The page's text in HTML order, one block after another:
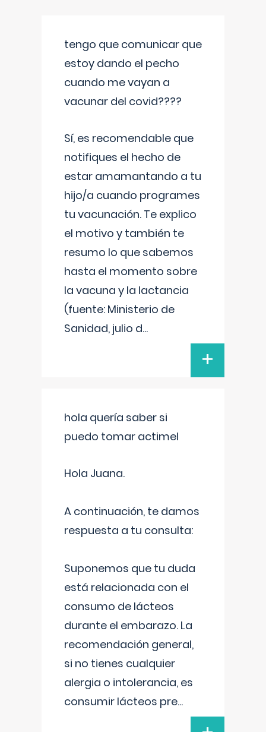
tengo que comunicar que
estoy dando el pecho
cuando me vayan a
vacunar del covid????
Sí, es recomendable que
notifiques el hecho de
estar amamantando a tu
hijo/a cuando programes
tu vacunación. Te explico
el motivo y también te
resumo lo que sabemos
hasta el momento sobre
la vacuna y la lactancia
(fuente: Ministerio de
Sanidad, julio d...
+
hola quería saber si
puedo tomar actimel
Hola Juana.
A continuación, te damos
respuesta a tu consulta:
Suponemos que tu duda
está relacionada con el
consumo de lácteos
durante el embarazo. La
recomendación general,
si no tienes cualquier
alergia o intolerancia, es
consumir lácteos pre...